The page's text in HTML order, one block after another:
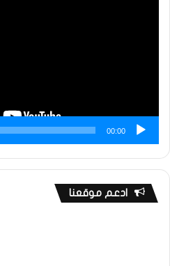
00:00
ادعم موقعنا